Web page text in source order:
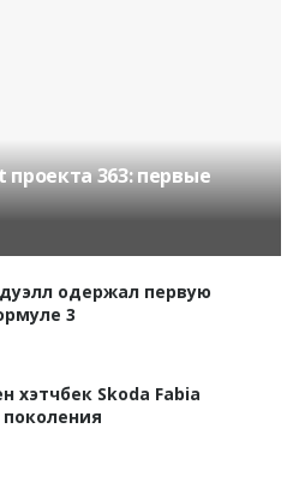
проекта 363: первые
одержал первую
3
хэтчбек Skoda Fabia